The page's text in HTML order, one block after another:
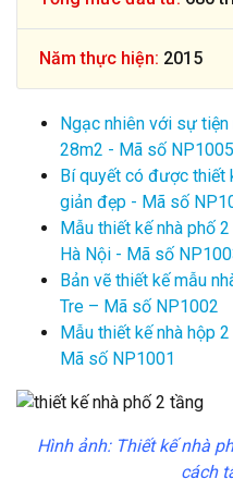
Năm thực hiện: 2015
Ngạc nhiên với sự
28m2 - Mã số NP1005
Bí quyết có được thiết
giản đẹp - Mã số
Mẫu thiết kế nhà phố
Hà Nội - Mã số
Bản vẽ thiết kế mẫu
Tre – Mã số NP1002
Mẫu thiết kế nhà hộp
Mã số NP1001
Hình ảnh: Thiết kế nhà
cách